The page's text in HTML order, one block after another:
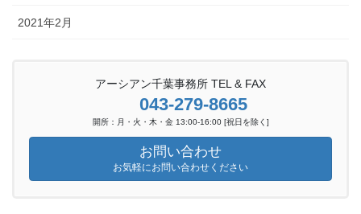
2021年2月
アーシアン千葉事務所 TEL & FAX
043-279-8665
開所：月・火・木・金 13:00-16:00 [祝日を除く]
お問い合わせ
お気軽にお問い合わせください